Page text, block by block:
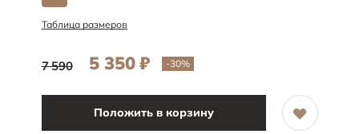
Таблица размеров
7 590 5 350₽ -30%
Положить в корзину